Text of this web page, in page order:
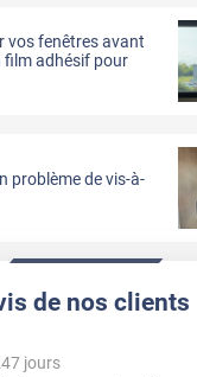
vos fenêtres avant
film adhésif pour
problème de vis-à-
de nos clients
jours